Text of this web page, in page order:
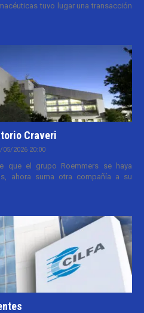
tuvo lugar una transacción
Craveri
05/2026 20:00
que el grupo Roemmers se haya
ahora suma otra compañía a su